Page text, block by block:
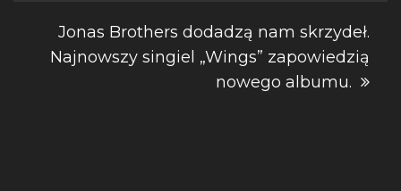
Jonas Brothers dodadzą nam skrzydeł.
Najnowszy singiel „Wings” zapowiedzią
nowego albumu.